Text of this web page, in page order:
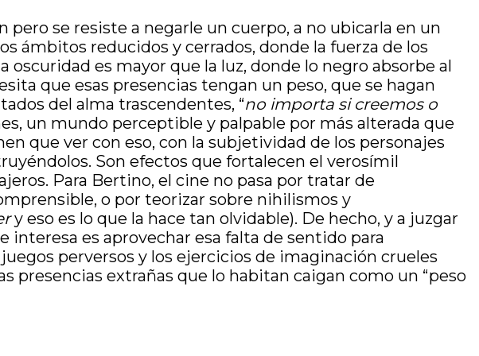
se resiste a negarle un cuerpo, a no ubicarla en un
ámbitos reducidos y cerrados, donde la fuerza de los
es mayor que la luz, donde lo negro absorbe al
que esas presencias tengan un peso, que se hagan
del alma trascendentes, “no importa si creemos o
un mundo perceptible y palpable por más alterada que
que ver con eso, con la subjetividad de los personajes
Son efectos que fortalecen el verosímil
Para Bertino, el cine no pasa por tratar de
o por teorizar sobre nihilismos y
y eso es lo que la hace tan olvidable). De hecho, y a juzgar
interesa es aprovechar esa falta de sentido para
perversos y los ejercicios de imaginación crueles
presencias extrañas que lo habitan caigan como un “peso